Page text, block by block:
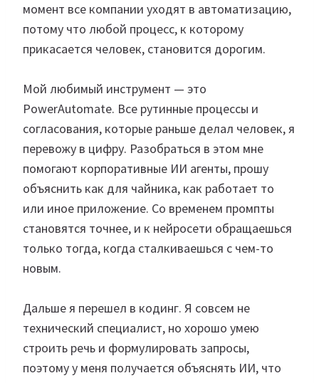
момент все компании уходят в автоматизацию,
потому что любой процесс, к которому
прикасается человек, становится дорогим.
Мой любимый инструмент — это
PowerAutomate. Все рутинные процессы и
согласования, которые раньше делал человек, я
перевожу в цифру. Разобраться в этом мне
помогают корпоративные ИИ агенты, прошу
объяснить как для чайника, как работает то
или иное приложение. Со временем промпты
становятся точнее, и к нейросети обращаешься
только тогда, когда сталкиваешься с чем-то
новым.
Дальше я перешел в кодинг. Я совсем не
технический специалист, но хорошо умею
строить речь и формулировать запросы,
поэтому у меня получается объяснять ИИ, что